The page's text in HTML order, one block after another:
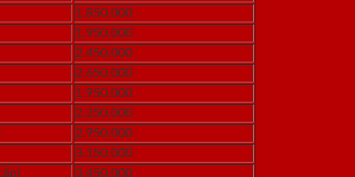
1.850.000
1.950.000
2.450.000
2.650.000
1.950.000
2.250.000
2.950.000
3.150.000
3.450.000